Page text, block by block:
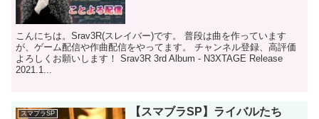
こんにちは。Srav3R(スレイバー)です。 普段は曲を作っています
が、ゲーム配信や作曲配信をやってます。 チャンネル登録、高評価
よろしくお願いします！ Srav3R 3rd Album - N3XTAGE Release
2021.1...
スマブラSP 【スマブラSP】ライバルたち